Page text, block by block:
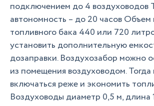
подключением до 4 воздуховодов
автономность – до 20 часов Объем
топливного бака 440 или 720
установить дополнительную
дозаправки. Воздухозабор можно
из помещения воздуховодом.
включаться реже и экономить
Воздуховоды диаметр 0,5 м, длина